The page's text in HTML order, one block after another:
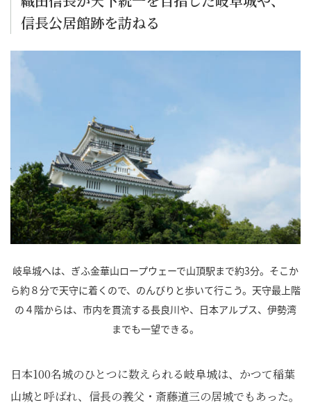
信長公居館跡を訪ねる
岐阜城へは、ぎふ金華山ロープウェーで山頂駅まで約3分。そこか
ら約８分で天守に着くので、のんびりと歩いて行こう。天守最上階
の４階からは、市内を貫流する長良川や、日本アルプス、伊勢湾
までも一望できる。
日本100名城のひとつに数えられる岐阜城は、かつて稲葉
山城と呼ばれ、信長の義父・斎藤道三の居城でもあった。